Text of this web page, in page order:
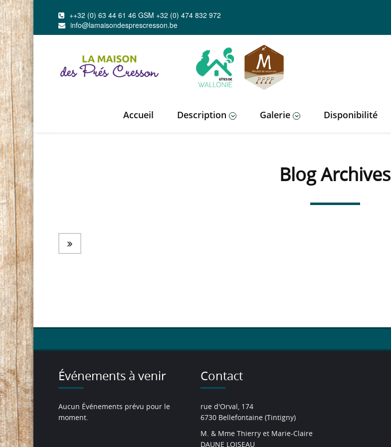
++32 (0) 63 44 61 46 GSM +32 (0) 474 832 972
info@lamaisondesprescresson.be
Accueil Description Galerie Disponibilité
Blog Archives
Événements à venir
Aucun Événements prévu pour le
moment.
Contact
rue d'Orval, 174
6730 Bellefontaine (Tintigny)
M. & Mme Thierry et Marie-Claire
DAUNE LOISEAU